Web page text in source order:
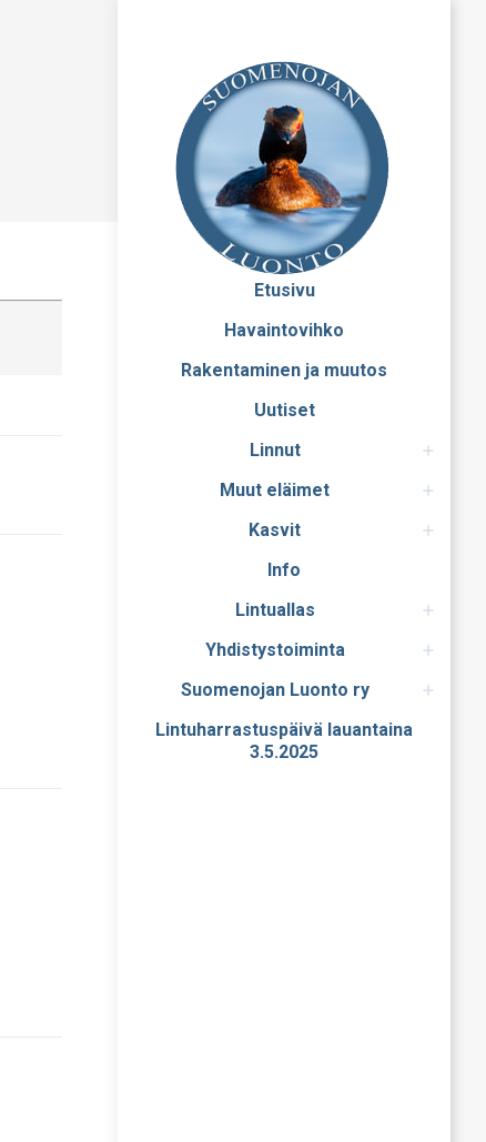
Etusivu
Havaintovihko
Rakentaminen ja muutos
Uutiset
Linnut
Muut eläimet
Kasvit
Info
Lintuallas
Yhdistystoiminta
Suomenojan Luonto ry
Lintuharrastuspäivä lauantaina
3.5.2025